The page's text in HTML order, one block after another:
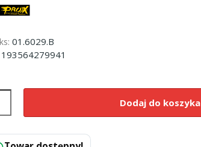
01.6029.B
193564279941
Dodaj do koszyka